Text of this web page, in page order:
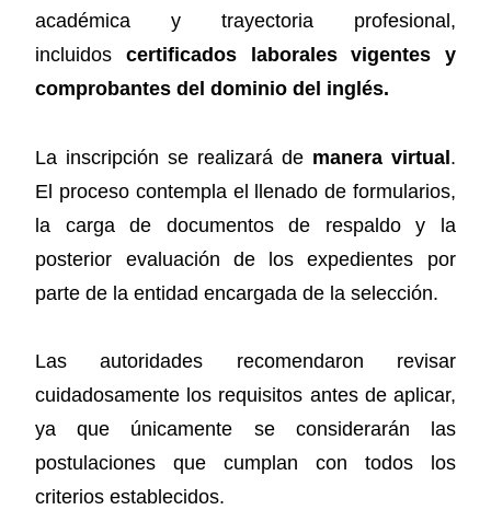
académica y trayectoria profesional,
incluidos certificados laborales vigentes y
comprobantes del dominio del inglés.
La inscripción se realizará de manera virtual.
El proceso contempla el llenado de formularios,
la carga de documentos de respaldo y la
posterior evaluación de los expedientes por
parte de la entidad encargada de la selección.
Las autoridades recomendaron revisar
cuidadosamente los requisitos antes de aplicar,
ya que únicamente se considerarán las
postulaciones que cumplan con todos los
criterios establecidos.